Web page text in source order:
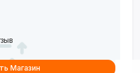
Магазин